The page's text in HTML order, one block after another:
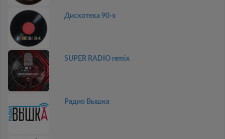
Дискотекa 90-x
SUPER RADIO remix
Радио Вышка